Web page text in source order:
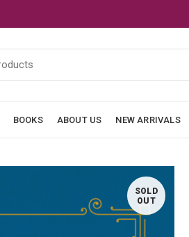
BOOKS ABOUT US NEW ARRIVALS
SOLD
OUT